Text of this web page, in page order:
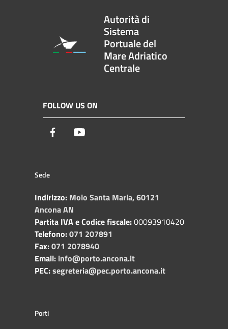
Autorità di
Sistema
Portuale del
Mare Adriatico
Centrale
FOLLOW US ON
Facebook
Sede
Indirizzo: Molo Santa Maria, 60121
Ancona AN
Partita IVA e Codice fiscale:00093910420
Telefono:071 207891
Fax:071 2078940
Email: info@porto.ancona.it
PEC:segreteria@pec.porto.ancona.it
Porti